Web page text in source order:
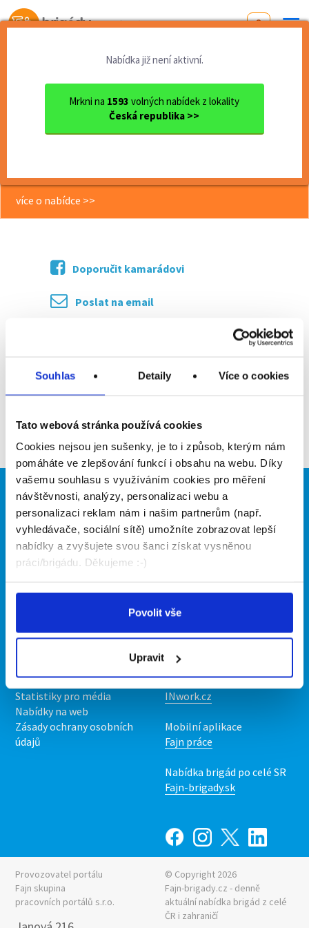
Souhlas Detaily Více o cookies
Tato webová stránka používá cookies
Cookies nejsou jen sušenky, je to i způsob, kterým nám
pomáháte ve zlepšování funkcí i obsahu na webu. Díky
vašemu souhlasu s využíváním cookies pro měření
návštěvnosti, analýzy, personalizaci webu a
personalizaci reklam nám i našim partnerům (např.
vyhledávače, sociální sítě) umožníte zobrazovat lepší
nabídky a zvyšujete svou šanci získat vysněnou
práci/brigádu. Děkujeme :-)
Povolit vše
Upravit
Od první brigády
Nabídka již není aktivní.
Mrkni na 1593 volných nabídek z lokality
Česká republika >>
Olomoucký kraj
okres Olomouc
Olomouc
Obchodní zástupce - vhodné ...
Obchodní zástupce - vhodné pro
více o nabídce >>
Doporučit kamarádovi
Poslat na email
Zpět
Brigádníci
Články
Hledané brigády
Firmy
Vložit inzerát
Ceník
Kontakt
Upravit předvolby cookies
Statistiky pro média
Nabídky na web
Zásady ochrany osobních
údajů
Naše další projekty
Mobilní aplikace
Nabídka práce z celé ČR
INwork.cz
Mobilní aplikace
Fajn práce
Nabídka brigád po celé SR
Fajn-brigady.sk
Provozovatel portálu
Fajn skupina
pracovních portálů s.r.o.
© Copyright 2026
Fajn-brigady.cz - denně
aktuální nabídka brigád z celé
ČR i zahraničí